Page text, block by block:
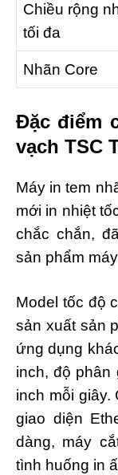
Chiều rộng
tối đa
Nhãn Core
Đặc điểm
vạch TSC
Máy in tem
mới in nhiệt
chắc chắn,
sản phẩm
Model tốc độ
sản xuất sản
ứng dụng
inch, độ phân
inch mỗi giây.
giao diện
dàng, máy
tình huống in